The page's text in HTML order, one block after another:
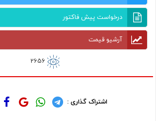
درخواست پیش فاکتور
آرشیو قیمت
2656
اشتراک گذاری :